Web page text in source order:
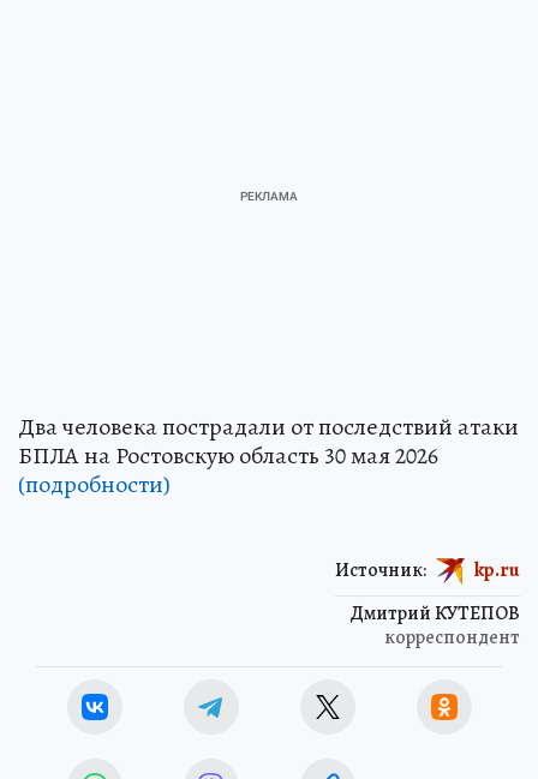
Два человека пострадали от последствий атаки
БПЛА на Ростовскую область 30 мая 2026
(подробности)
Дмитрий КУТЕПОВ
корреспондент
Источник: kp.ru